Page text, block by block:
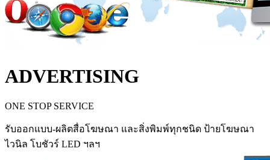
ADVERTISING
ONE STOP SERVICE
รับออกแบบ-ผลิตสื่อโฆษณา และสิ่งพิมพ์ทุกชนิด ป้ายโฆษณา
ไวนิล โบชัวร์ LED ฯลฯ